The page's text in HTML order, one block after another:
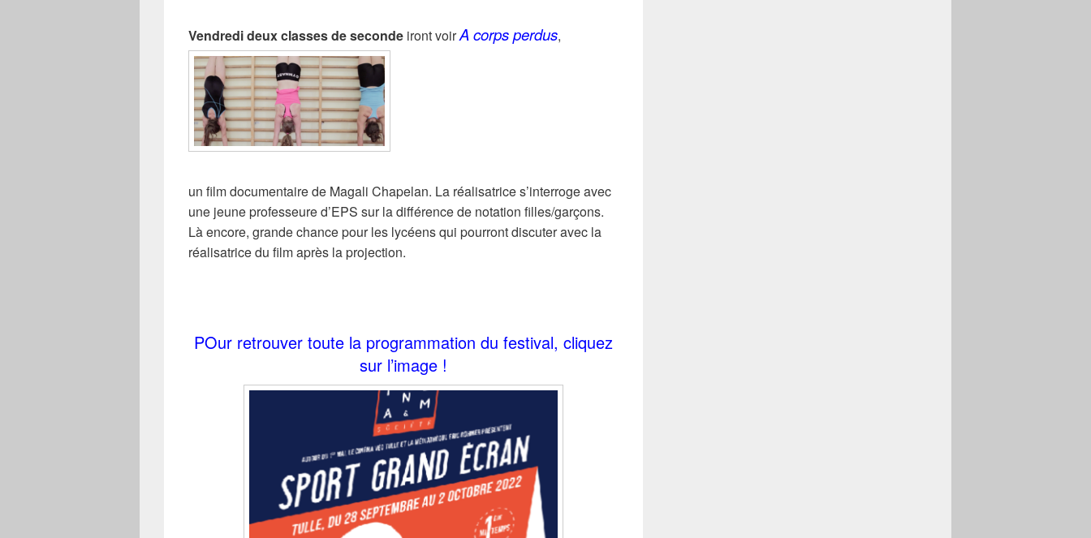
Vendredi deux classes de seconde iront voirA corps perdus,
un film documentaire de Magali Chapelan. La réalisatrice s’interroge avec
une jeune professeure d’EPS sur la différence de notation filles/garçons.
Là encore, grande chance pour les lycéens qui pourront discuter avec la
réalisatrice du film après la projection.
POur retrouver toute la programmation du festival, cliquez
sur l’image !